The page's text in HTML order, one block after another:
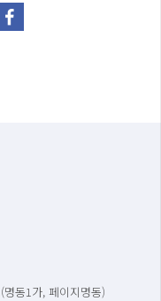
동1가, 페이지명동)